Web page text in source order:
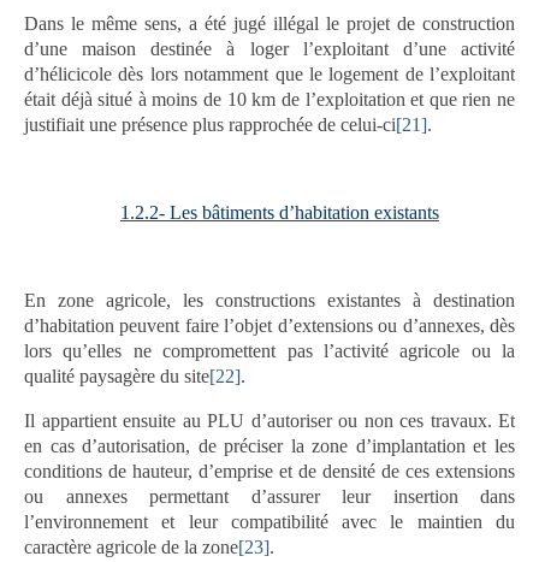
Dans le même sens, a été jugé illégal le projet de construction
d’une maison destinée à loger l’exploitant d’une activité
d’hélicicole dès lors notamment que le logement de l’exploitant
était déjà situé à moins de 10 km de l’exploitation et que rien ne
justifiait une présence plus rapprochée de celui-ci[21].
1.2.2- Les bâtiments d’habitation existants
En zone agricole, les constructions existantes à destination
d’habitation peuvent faire l’objet d’extensions ou d’annexes, dès
lors qu’elles ne compromettent pas l’activité agricole ou la
qualité paysagère du site[22].
Il appartient ensuite au PLU d’autoriser ou non ces travaux. Et
en cas d’autorisation, de préciser la zone d’implantation et les
conditions de hauteur, d’emprise et de densité de ces extensions
ou annexes permettant d’assurer leur insertion dans
l’environnement et leur compatibilité avec le maintien du
caractère agricole de la zone[23].